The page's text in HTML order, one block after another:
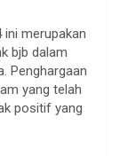
ini merupakan
bjb dalam
Penghargaan
yang telah
positif yang